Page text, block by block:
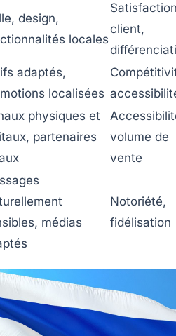
design,
locales
client,
adaptés,
localisées
physiques et
partenaires
volume de
vente
médias
Notoriété,
fidélisation